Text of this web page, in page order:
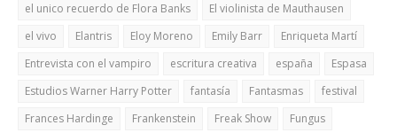
el unico recuerdo de Flora Banks
El violinista de Mauthausen
el vivo
Elantris Eloy Moreno Emily Barr
Enriqueta Martí
Entrevista con el vampiro
escritura creativa españa
Espasa
Estudios Warner Harry Potter
fantasía Fantasmas
festival
Frances Hardinge
Frankenstein Freak Show
Fungus